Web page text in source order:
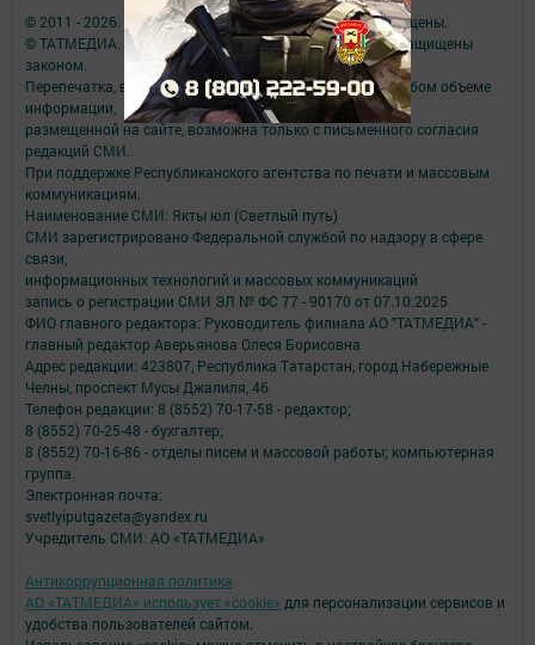
© 2011 - 2026. Якты юл (Светлый путь). Все права защищены.
© ТАТМЕДИА. Все материалы, размещенные на сайте, защищены
законом.
Перепечатка, воспроизведение и распространение в любом объеме
информации,
размещенной на сайте, возможна только с письменного согласия
редакций СМИ.
При поддержке Республиканского агентства по печати и массовым
коммуникациям.
Наименование СМИ: Якты юл (Светлый путь)
СМИ зарегистрировано Федеральной службой по надзору в сфере
связи,
информационных технологий и массовых коммуникаций
запись о регистрации СМИ ЭЛ № ФС 77 - 90170 от 07.10.2025
ФИО главного редактора: Руководитель филиала АО "ТАТМЕДИА" -
главный редактор Аверьянова Олеся Борисовна
Адрес редакции: 423807, Республика Татарстан, город Набережные
Челны, проспект Мусы Джалиля, 46
Телефон редакции: 8 (8552) 70-17-58 - редактор;
8 (8552) 70-25-48 - бухгалтер;
8 (8552) 70-16-86 - отделы писем и массовой работы; компьютерная
группа.
Электронная почта:
svetlyiputgazeta@yandex.ru
Учредитель СМИ: АО «ТАТМЕДИА»
Антикоррупционная политика
АО «ТАТМЕДИА» использует «cookie» для персонализации сервисов и
удобства пользователей сайтом.